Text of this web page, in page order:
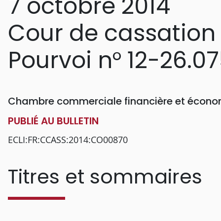
Cour de cassation
Pourvoi n° 12-
Chambre commerciale financière et
PUBLIÉ AU BULLETIN
ECLI:FR:CCASS:2014:CO00870
Titres et sommaires